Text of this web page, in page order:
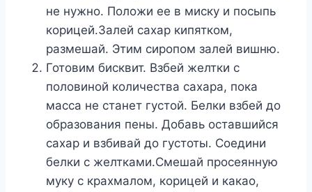
не нужно. Положи ее в миску и посыпь
корицей.Залей сахар кипятком,
размешай. Этим сиропом залей вишню.
Готовим бисквит. Взбей желтки с
половиной количества сахара, пока
масса не станет густой. Белки взбей до
образования пены. Добавь оставшийся
сахар и взбивай до густоты. Соедини
белки с желтками.Смешай просеянную
муку с крахмалом, корицей и какао,